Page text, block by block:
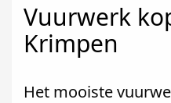
Vuurwerk
Krimpen
Het mooiste